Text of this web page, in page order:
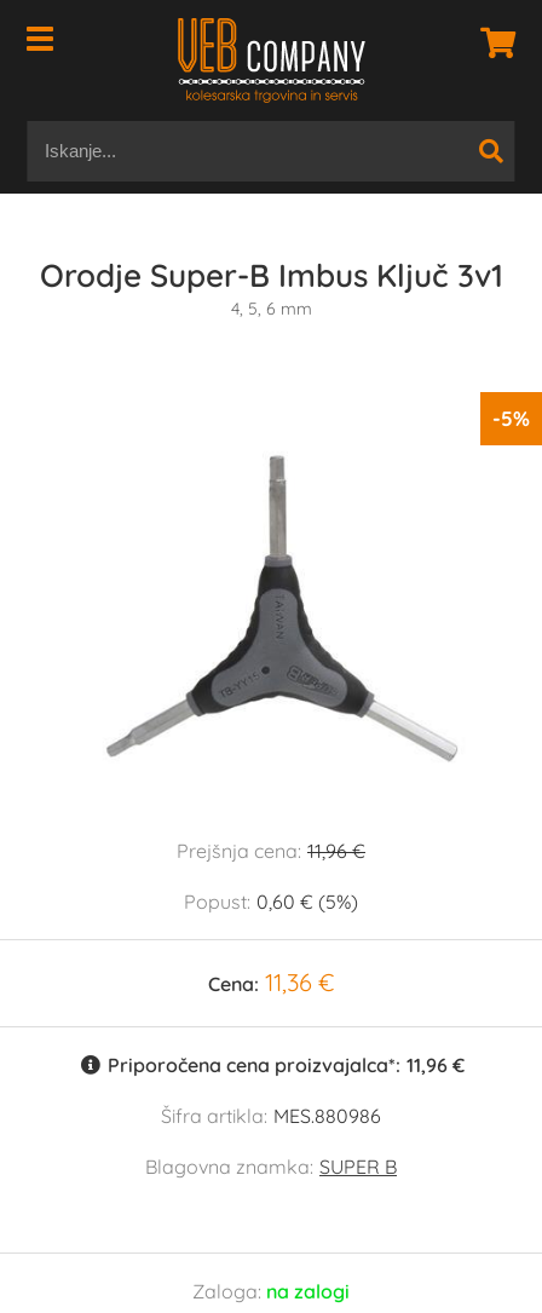
Orodje Super-B Imbus Ključ 3v1
4, 5, 6 mm
-5%
Prejšnja cena: 11,96 €
Popust: 0,60 € (5%)
Cena: 11,36 €
Priporočena cena proizvajalca*: 11,96 €
Šifra artikla: MES.880986
Blagovna znamka: SUPER B
Zaloga: na zalogi